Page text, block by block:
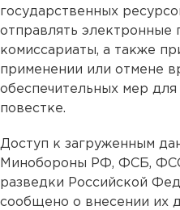
государственных
отправлять электронные
комиссариаты, а также
применении или отмене
обеспечительных мер
повестке.
Доступ к загруженным
Минобороны РФ, ФСБ,
разведки Российской
сообщено о внесении их